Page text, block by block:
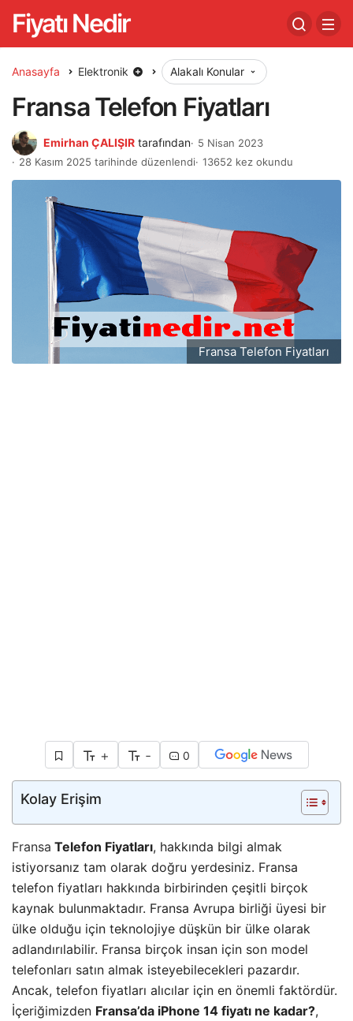
Fiyatı Nedir
Anasayfa Elektronik Alakalı Konular
Fransa Telefon Fiyatları
Emirhan ÇALIŞIR tarafından
5 Nisan 2023
28 Kasım 2025 tarihinde düzenlendi
13652 kez okundu
Fransa Telefon Fiyatları
+ - 0
Kolay Erişim
Fransa Telefon Fiyatları, hakkında bilgi almak
istiyorsanız tam olarak doğru yerdesiniz. Fransa
telefon fiyatları hakkında birbirinden çeşitli birçok
kaynak bulunmaktadır. Fransa Avrupa birliği üyesi bir
ülke olduğu için teknolojiye düşkün bir ülke olarak
adlandırılabilir. Fransa birçok insan için son model
telefonları satın almak isteyebilecekleri pazardır.
Ancak, telefon fiyatları alıcılar için en önemli faktördür.
İçeriğimizden Fransa’da iPhone 14 fiyatı ne kadar?,